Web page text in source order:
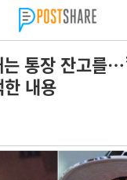
통장 잔고를
내용